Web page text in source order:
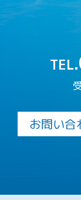
TEL.
お問い合